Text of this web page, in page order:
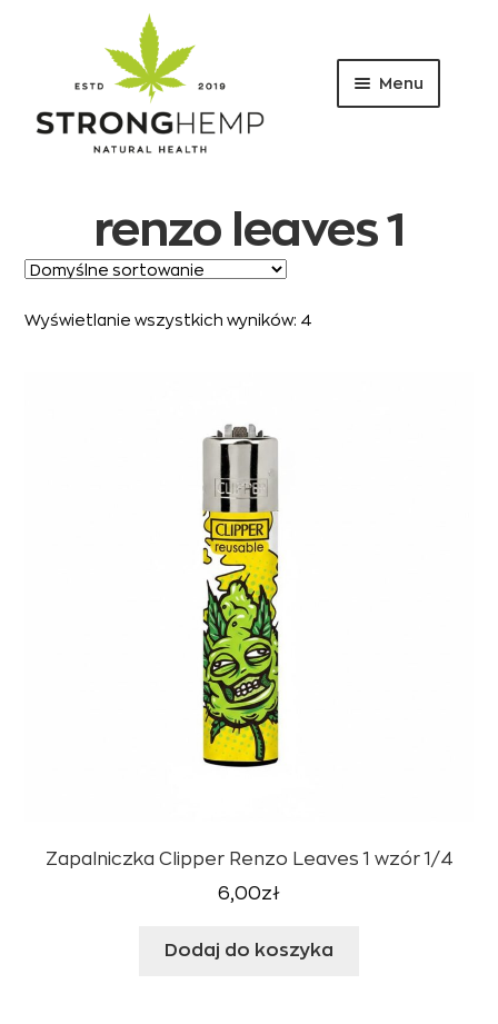
Przejdź
do
nawigacji
Przejdź
do
Menu
renzo leaves 1
Wyświetlanie wszystkich wyników: 4
Zapalniczka Clipper Renzo Leaves 1 wzór 1/4
6,00zł
Dodaj do koszyka